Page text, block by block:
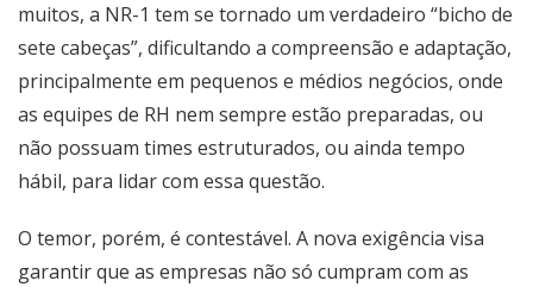
muitos, a NR-1 tem se tornado um verdadeiro “bicho de
sete cabeças”, dificultando a compreensão e adaptação,
principalmente em pequenos e médios negócios, onde
as equipes de RH nem sempre estão preparadas, ou
não possuam times estruturados, ou ainda tempo
hábil, para lidar com essa questão.
O temor, porém, é contestável. A nova exigência visa
garantir que as empresas não só cumpram com as